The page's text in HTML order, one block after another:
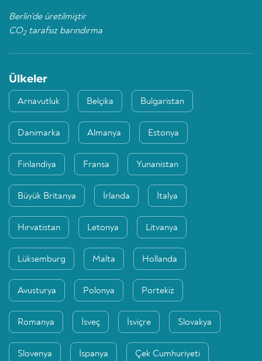
Berlin'de üretilmiştir
CO2tarafsız barındırma
Ülkeler
Arnavutluk Belçika Bulgaristan
Danimarka Almanya Estonya
Finlandiya Fransa Yunanistan
Büyük Britanya İrlanda İtalya
Hırvatistan Letonya Litvanya
Lüksemburg Malta Hollanda
Avusturya Polonya Portekiz
Romanya İsveç İsviçre Slovakya
Slovenya İspanya Çek Cumhuriyeti